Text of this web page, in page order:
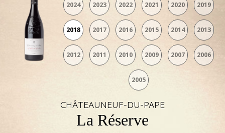
2024 2023 2022 2021 2020 2019
2018 2017 2016 2015 2014 2013
2012 2011 2010 2009 2007 2006
2005
CHÂTEAUNEUF-DU-PAPE
La Réserve